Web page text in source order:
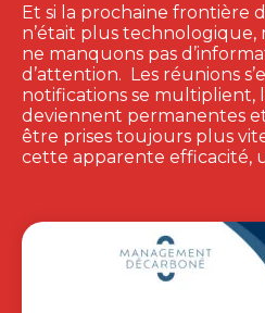
Et si la prochaine frontière
n’était plus technologique,
ne manquons pas
d’attention. Les réunions
notifications se multiplient,
deviennent permanentes
être prises toujours plus
cette apparente efficacité,